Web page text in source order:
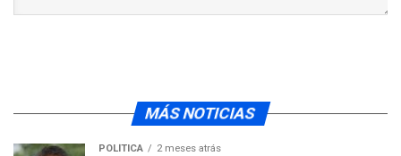
MÁS NOTICIAS
POLÍTICA 2 meses atrás